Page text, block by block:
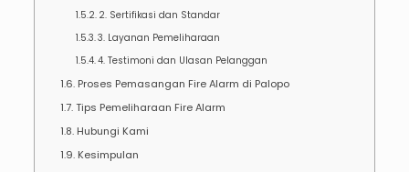
2. Sertifikasi dan Standar
3. Layanan Pemeliharaan
4. Testimoni dan Ulasan Pelanggan
Proses Pemasangan Fire Alarm di Palopo
Tips Pemeliharaan Fire Alarm
Hubungi Kami
Kesimpulan